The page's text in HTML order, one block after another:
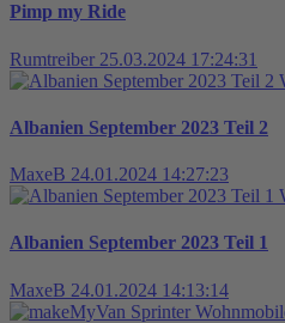
Pimp my Ride
Rumtreiber 25.03.2024 17:24:31
Albanien September 2023 Teil 2
MaxeB 24.01.2024 14:27:23
Albanien September 2023 Teil 1
MaxeB 24.01.2024 14:13:14